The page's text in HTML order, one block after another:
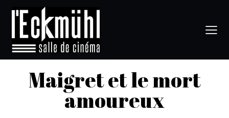
Maigret et le mort
amoureux